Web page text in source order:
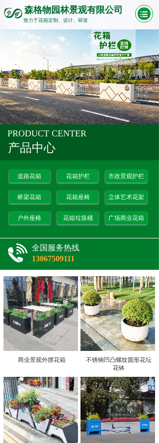
森格物园林景观有限公司
致力于花箱定制、设计、研发
道路花箱 花箱护栏 市政景观护栏
桥梁花箱 花箱座椅 立体艺术花架
户外座椅 花箱垃圾桶 广场商业花箱
产品中心
PRODUCT CENTER
全国服务热线
13067509111
商业景观外摆花箱
不锈钢凹凸螺纹圆形花坛
花钵